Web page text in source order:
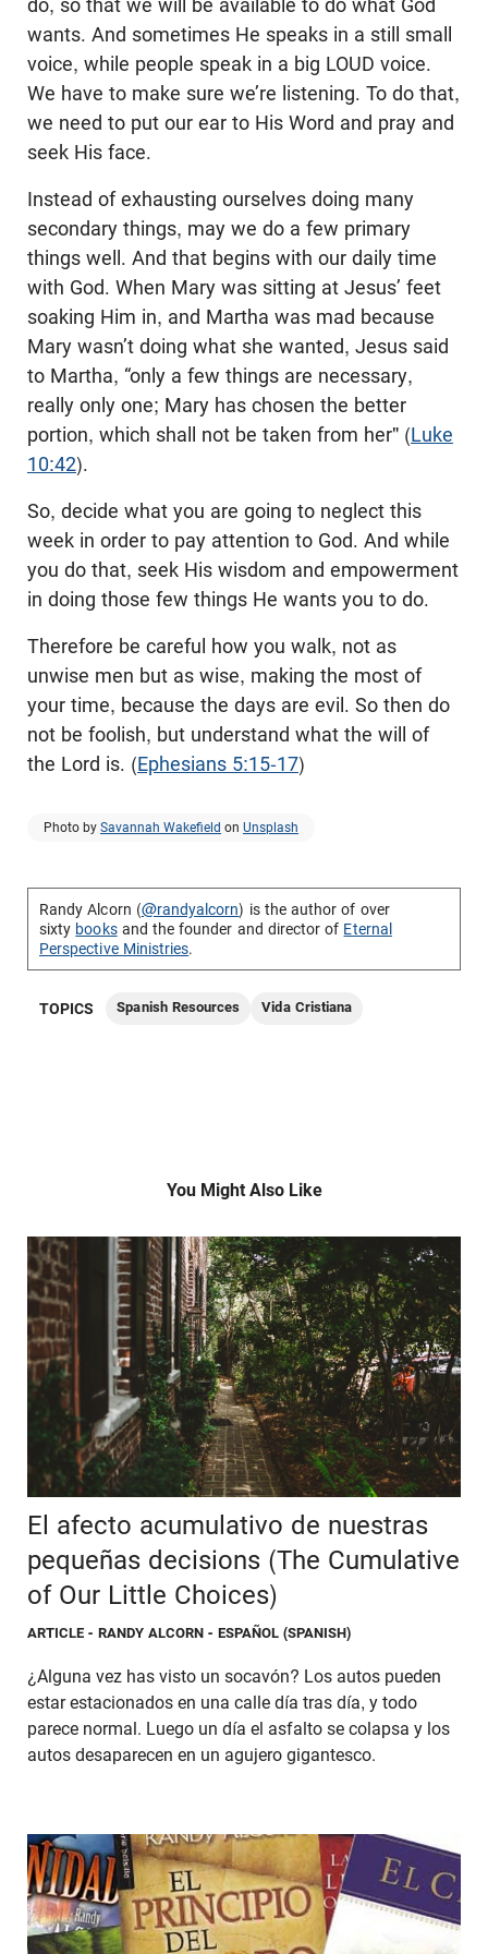
do, so that we will be available to do what God
wants. And sometimes He speaks in a still small
voice, while people speak in a big LOUD voice.
We have to make sure we’re listening. To do that,
we need to put our ear to His Word and pray and
seek His face.
Instead of exhausting ourselves doing many
secondary things, may we do a few primary
things well. And that begins with our daily time
with God. When Mary was sitting at Jesus’ feet
soaking Him in, and Martha was mad because
Mary wasn’t doing what she wanted, Jesus said
to Martha, “only a few things are necessary,
really only one; Mary has chosen the better
portion, which shall not be taken from her" (Luke
10:42).
So, decide what you are going to neglect this
week in order to pay attention to God. And while
you do that, seek His wisdom and empowerment
in doing those few things He wants you to do.
Therefore be careful how you walk, not as
unwise men but as wise, making the most of
your time, because the days are evil. So then do
not be foolish, but understand what the will of
the Lord is. (Ephesians 5:15-17)
Photo by Savannah Wakefield on Unsplash
Randy Alcorn (@randyalcorn) is the author of over
sixty booksand the founder and director of Eternal
Perspective Ministries.
TOPICS Spanish Resources Vida Cristiana
You Might Also Like
El afecto acumulativo de nuestras
pequeñas decisions (The Cumulative
of Our Little Choices)
ARTICLE - RANDY ALCORN - ESPAÑOL (SPANISH)
¿Alguna vez has visto un socavón? Los autos pueden
estar estacionados en una calle día tras día, y todo
parece normal. Luego un día el asfalto se colapsa y los
autos desaparecen en un agujero gigantesco.